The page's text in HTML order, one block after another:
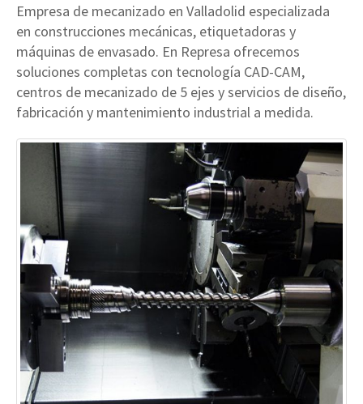
Empresa de mecanizado en Valladolid especializada
en construcciones mecánicas, etiquetadoras y
máquinas de envasado. En Represa ofrecemos
soluciones completas con tecnología CAD-CAM,
centros de mecanizado de 5 ejes y servicios de diseño,
fabricación y mantenimiento industrial a medida.